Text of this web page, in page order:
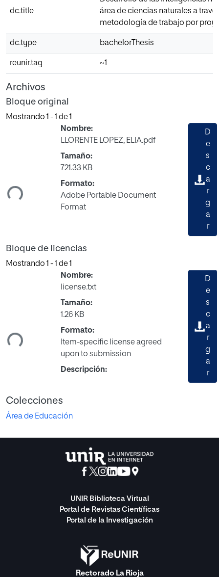
dc.title
área de ciencias naturales a
metodología de trabajo por
dc.type bachelorThesis
reunir.tag ~1
Archivos
Bloque original
Mostrando 1 - 1 de 1
Nombre:
LLORENTE LOPEZ, ELIA.pdf
Tamaño:
721.33 KB
Formato:
Adobe Portable Document
Format
D
e
s
c
a
r
g
a
r
Bloque de licencias
Mostrando 1 - 1 de 1
Nombre:
license.txt
Tamaño:
1.26 KB
Formato:
Item-specific license agreed
upon to submission
Descripción:
D
e
s
c
a
r
g
a
r
Colecciones
Área de Educación
UNIR Biblioteca Virtual
Portal de Revistas Científicas
Portal de la Investigación
Rectorado La Rioja